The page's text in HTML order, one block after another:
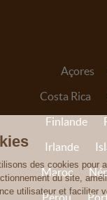
Açores
Costa Rica
Finlande
Irlande
Maroc
Pérou